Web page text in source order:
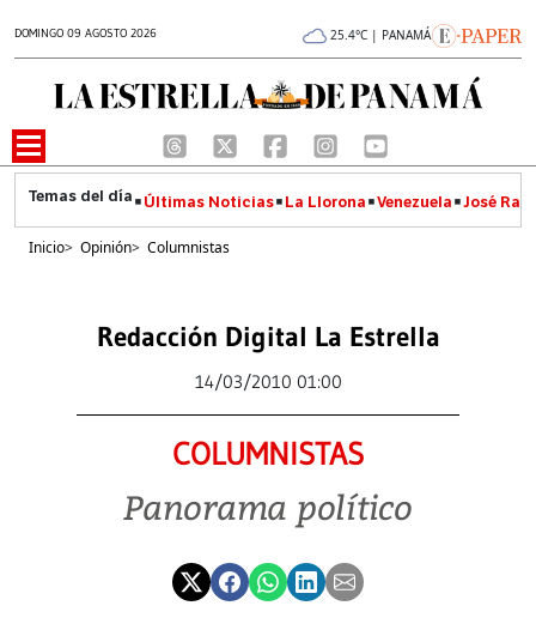
DOMINGO 09 AGOSTO 2026 25.4°C | PANAMÁ
Últimas Noticias La Llorona Venezuela José
Inicio> Opinión> Columnistas
Redacción Digital La Estrella
14/03/2010 01:00
COLUMNISTAS
Panorama político